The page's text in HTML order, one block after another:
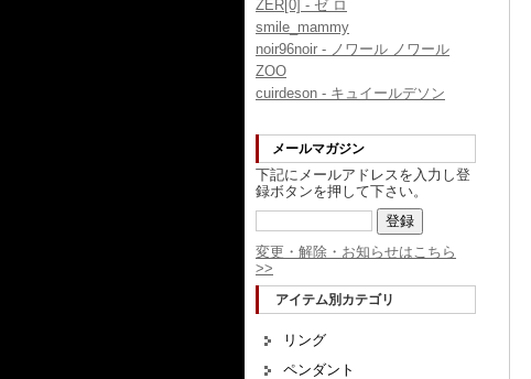
ZER[0] - ゼ ロ
smile_mammy
noir96noir - ノワール ノワール
ZOO
cuirdeson - キュイールデソン
メールマガジン
下記にメールアドレスを入力し登
録ボタンを押して下さい。
変更・解除・お知らせはこちら
>>
アイテム別カテゴリ
リング
ペンダント